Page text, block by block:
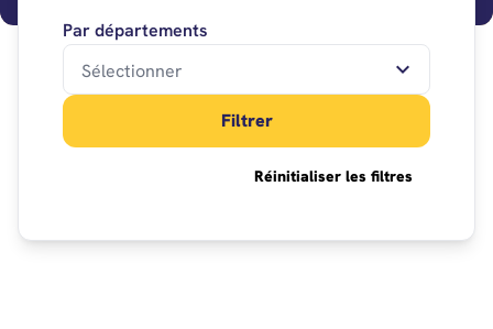
Par départements
Filtrer
Réinitialiser les filtres